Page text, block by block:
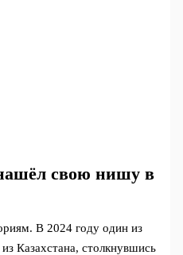
свою нишу в
В 2024 году один из
Казахстана, столкнувшись